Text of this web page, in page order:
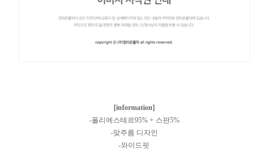
[information]
-폴리에스테르95% + 스판5%
-맞주름 디자인
-와이드핏